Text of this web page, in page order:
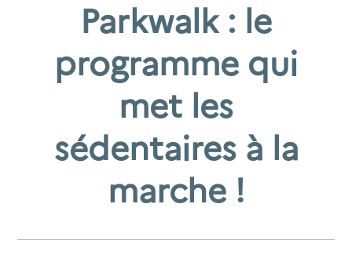
Parkwalk : le
programme qui
met les
sédentaires à la
marche !